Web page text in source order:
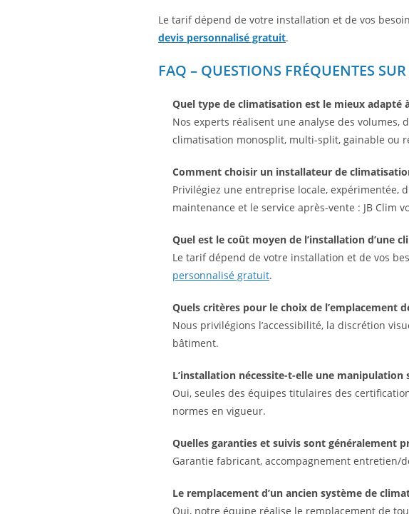
Le tarif dépend de votre installation et de vos
devis personnalisé gratuit.
FAQ – QUESTIONS FRÉQUENTES
Quel type de climatisation est le mieux adapté
Nos experts réalisent une analyse des
climatisation monosplit, multi-split, gainable ou
Comment choisir un installateur de
Privilégiez une entreprise locale, expérimentée,
maintenance et le service après-vente : JB Clim
Quel est le coût moyen de l’installation d’une
Le tarif dépend de votre installation et de vos
personnalisé gratuit.
Quels critères pour le choix de l’emplacement
Nous privilégions l’accessibilité, la discrétion
bâtiment.
L’installation nécessite-t-elle une manipulation
Oui, seules des équipes titulaires des
normes en vigueur.
Quelles garanties et suivis sont généralement
Garantie fabricant, accompagnement entretien/
Le remplacement d’un ancien système de
Oui, notre équipe réalise le remplacement de